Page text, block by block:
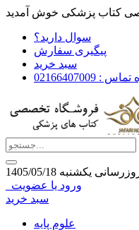
کتاب پزشکی خوش آمدید
سوال دارید؟
پیگیری سفارش
سبد خرید
: 02166407009
يكشنبه 1405/05/18
ورود یا عضویت
سبد خرید
علوم پایه